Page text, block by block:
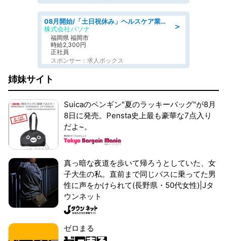
＞
08月開始/「土日祝休み」ヘルスケア業界の産業保健師/高時給/未経験OK/要資格:保健師、正看護師
株式会社パソナ
福岡県 福岡市
時給2,300円
正社員
スポンサー：求人ボックス
姉妹サイト
Suicaのペンギン"夏のラッキーバッグ"が8月
8日に発売。Pensta史上最も豪華な7点入り
だよ~。
真っ暗な夜道を歩いて帰ろうとしていた、女
子大生の私。直前まで同じバスに乗ってた男
性に声をかけられて(長野県・50代女性)|Jタ
ウンネット
ゼロまる